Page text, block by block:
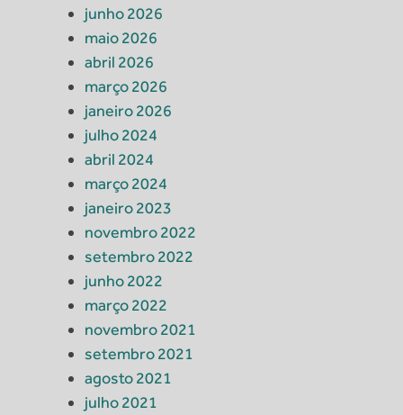
junho 2026
maio 2026
abril 2026
março 2026
janeiro 2026
julho 2024
abril 2024
março 2024
janeiro 2023
novembro 2022
setembro 2022
junho 2022
março 2022
novembro 2021
setembro 2021
agosto 2021
julho 2021